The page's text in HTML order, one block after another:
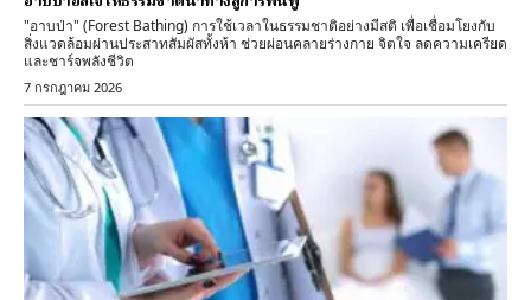
"อาบป่า" (Forest Bathing) การใช้เวลาในธรรมชาติอย่างมีสติ เพื่อเชื่อมโยงกับ
สิ่งแวดล้อมผ่านประสาทสัมผัสทั้งห้า ช่วยผ่อนคลายร่างกาย จิตใจ ลดความเครียด
และชาร์จพลังชีวิต
7 กรกฎาคม 2026